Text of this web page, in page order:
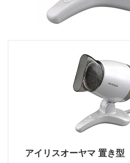
アイリスオーヤマ 置き型